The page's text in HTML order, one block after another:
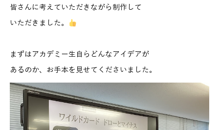
皆さんに考えていただきながら制作して
いただきました。
まずはアカデミー生自らどんなアイデアが
あるのか、お手本を見せてくださいました。